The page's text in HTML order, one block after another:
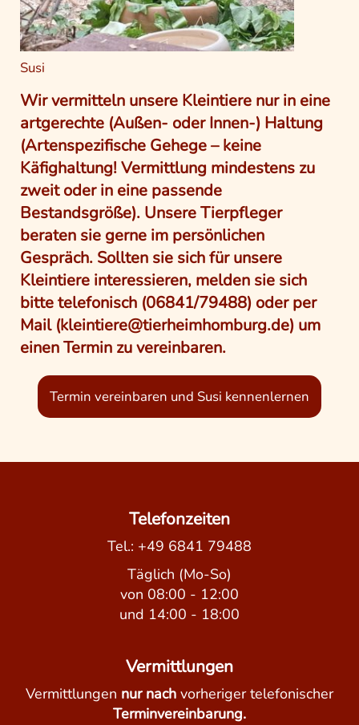
Susi
Wir vermitteln unsere Kleintiere nur in eine
artgerechte (Außen- oder Innen-) Haltung
(Artenspezifische Gehege – keine
Käfighaltung! Vermittlung mindestens zu
zweit oder in eine passende
Bestandsgröße). Unsere Tierpfleger
beraten sie gerne im persönlichen
Gespräch. Sollten sie sich für unsere
Kleintiere interessieren, melden sie sich
bitte telefonisch (06841/79488) oder per
Mail (kleintiere@tierheimhomburg.de) um
einen Termin zu vereinbaren.
Termin vereinbaren und Susi kennenlernen
Beitragsnavigation
Telefonzeiten
Tel.: +49 6841 79488
Täglich (Mo-So)
von 08:00 - 12:00
und 14:00 - 18:00
Vermittlungen
Vermittlungen nur nach vorheriger telefonischer
Terminvereinbarung.